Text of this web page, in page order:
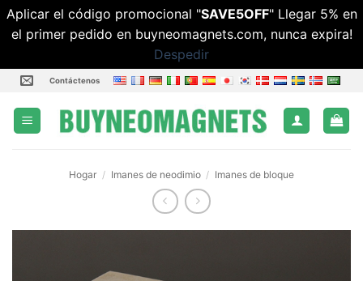
Aplicar el código promocional "SAVE5OFF" Llegar 5% en
el primer pedido en buyneomagnets.com, nunca expira!
Despedir
Saltar
contenido
Contáctenos
Hogar / Imanes de neodimio / Imanes de bloque